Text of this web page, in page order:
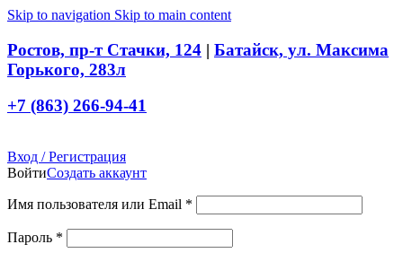
Skip to navigation Skip to main content
Ростов, пр-т Стачки, 124 | Батайск, ул. Максима
Горького, 283л
+7 (863) 266-94-41
Вход / Регистрация
ВойтиСоздать аккаунт
Имя пользователя или Email *
Пароль *